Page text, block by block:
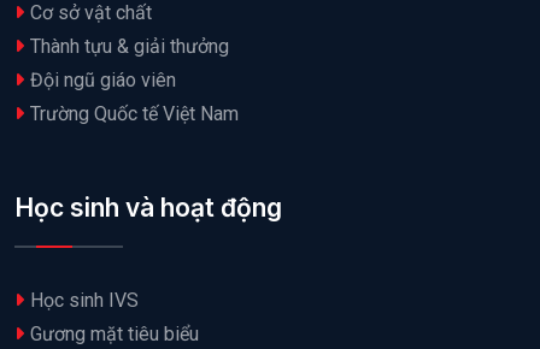
Cơ sở vật chất
Thành tựu & giải thưởng
Đội ngũ giáo viên
Trường Quốc tế Việt Nam
Học sinh và hoạt động
Học sinh IVS
Gương mặt tiêu biểu